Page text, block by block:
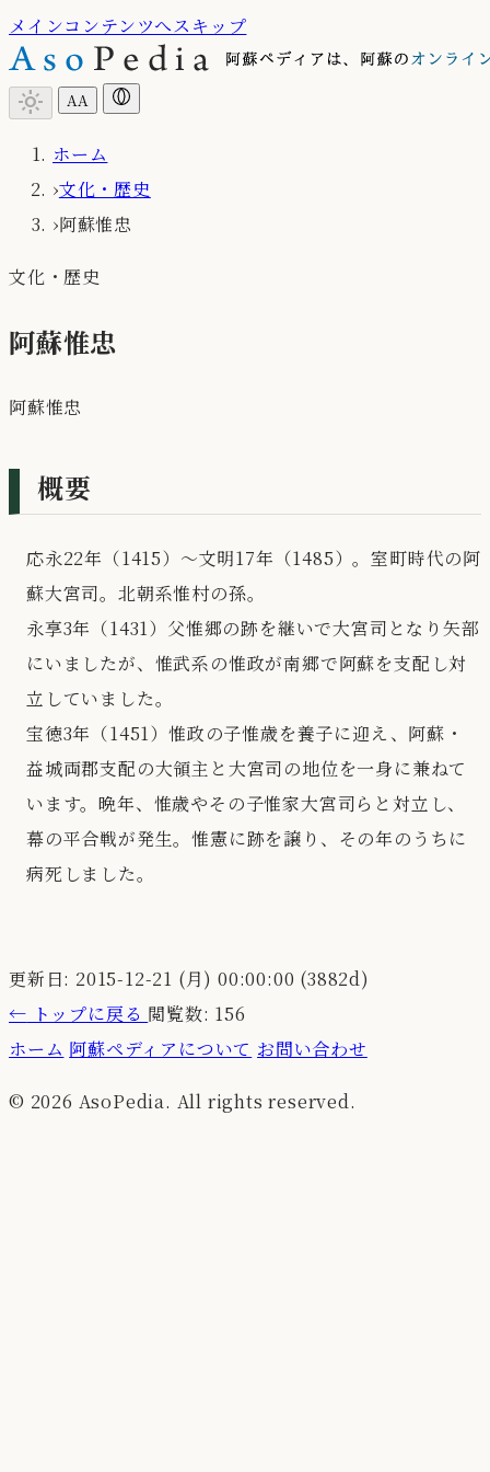
メインコンテンツへスキップ
light_mode AA
ホーム
›文化・歴史
›阿蘇惟忠
文化・歴史
阿蘇惟忠
阿蘇惟忠
概要
応永22年（1415）～文明17年（1485）。室町時代の阿
蘇大宮司。北朝系惟村の孫。
永享3年（1431）父惟郷の跡を継いで大宮司となり矢部
にいましたが、惟武系の惟政が南郷で阿蘇を支配し対
立していました。
宝徳3年（1451）惟政の子惟歳を養子に迎え、阿蘇・
益城両郡支配の大領主と大宮司の地位を一身に兼ねて
います。晩年、惟歳やその子惟家大宮司らと対立し、
幕の平合戦が発生。惟憲に跡を譲り、その年のうちに
病死しました。
更新日: 2015-12-21 (月) 00:00:00 (3882d)
← トップに戻る 閲覧数: 156
ホーム 阿蘇ペディアについて お問い合わせ
© 2026 AsoPedia. All rights reserved.